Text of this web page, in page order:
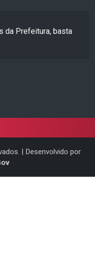
da Prefeitura, basta
| Desenvolvido por